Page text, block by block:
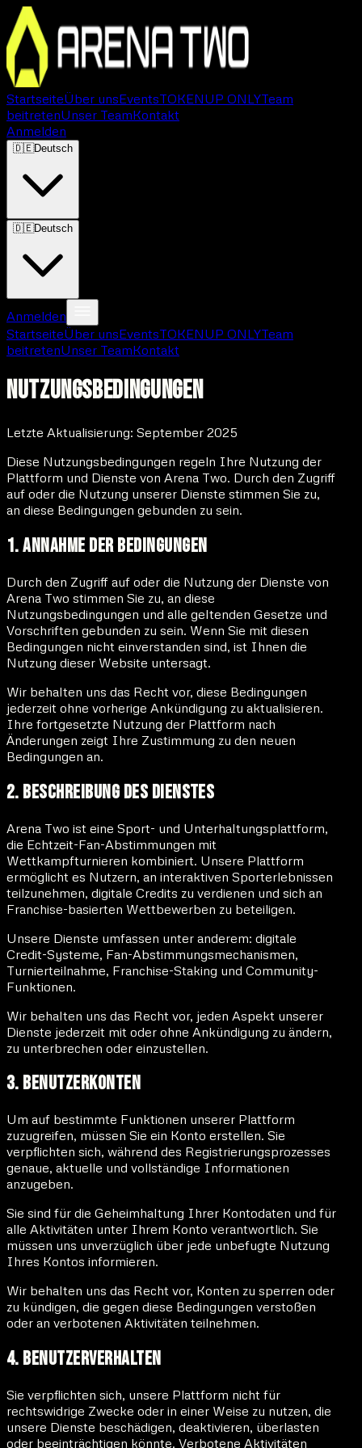
StartseiteÜber unsEventsTOKENUP ONLYTeam
beitretenUnser TeamKontakt
Anmelden
🇩🇪Deutsch
🇩🇪Deutsch
Anmelden
StartseiteÜber unsEventsTOKENUP ONLYTeam
beitretenUnser TeamKontakt
Nutzungsbedingungen
Letzte Aktualisierung: September 2025
Diese Nutzungsbedingungen regeln Ihre Nutzung der
Plattform und Dienste von Arena Two. Durch den Zugriff
auf oder die Nutzung unserer Dienste stimmen Sie zu,
an diese Bedingungen gebunden zu sein.
1. Annahme der Bedingungen
Durch den Zugriff auf oder die Nutzung der Dienste von
Arena Two stimmen Sie zu, an diese
Nutzungsbedingungen und alle geltenden Gesetze und
Vorschriften gebunden zu sein. Wenn Sie mit diesen
Bedingungen nicht einverstanden sind, ist Ihnen die
Nutzung dieser Website untersagt.
Wir behalten uns das Recht vor, diese Bedingungen
jederzeit ohne vorherige Ankündigung zu aktualisieren.
Ihre fortgesetzte Nutzung der Plattform nach
Änderungen zeigt Ihre Zustimmung zu den neuen
Bedingungen an.
2. Beschreibung des Dienstes
Arena Two ist eine Sport- und Unterhaltungsplattform,
die Echtzeit-Fan-Abstimmungen mit
Wettkampfturnieren kombiniert. Unsere Plattform
ermöglicht es Nutzern, an interaktiven Sporterlebnissen
teilzunehmen, digitale Credits zu verdienen und sich an
Franchise-basierten Wettbewerben zu beteiligen.
Unsere Dienste umfassen unter anderem: digitale
Credit-Systeme, Fan-Abstimmungsmechanismen,
Turnierteilnahme, Franchise-Staking und Community-
Funktionen.
Wir behalten uns das Recht vor, jeden Aspekt unserer
Dienste jederzeit mit oder ohne Ankündigung zu ändern,
zu unterbrechen oder einzustellen.
3. Benutzerkonten
Um auf bestimmte Funktionen unserer Plattform
zuzugreifen, müssen Sie ein Konto erstellen. Sie
verpflichten sich, während des Registrierungsprozesses
genaue, aktuelle und vollständige Informationen
anzugeben.
Sie sind für die Geheimhaltung Ihrer Kontodaten und für
alle Aktivitäten unter Ihrem Konto verantwortlich. Sie
müssen uns unverzüglich über jede unbefugte Nutzung
Ihres Kontos informieren.
Wir behalten uns das Recht vor, Konten zu sperren oder
zu kündigen, die gegen diese Bedingungen verstoßen
oder an verbotenen Aktivitäten teilnehmen.
4. Benutzerverhalten
Sie verpflichten sich, unsere Plattform nicht für
rechtswidrige Zwecke oder in einer Weise zu nutzen, die
unsere Dienste beschädigen, deaktivieren, überlasten
oder beeinträchtigen könnte. Verbotene Aktivitäten